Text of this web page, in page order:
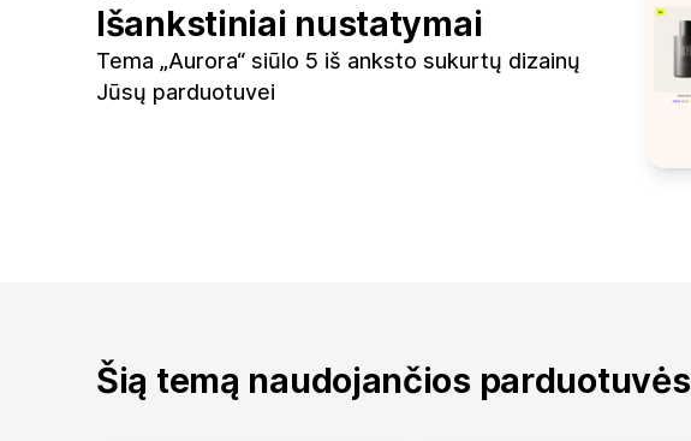
Išankstiniai nustatymai
Tema „Aurora“ siūlo 5 iš anksto sukurtų dizainų
Jūsų parduotuvei
Šią temą naudojančios parduotuvės